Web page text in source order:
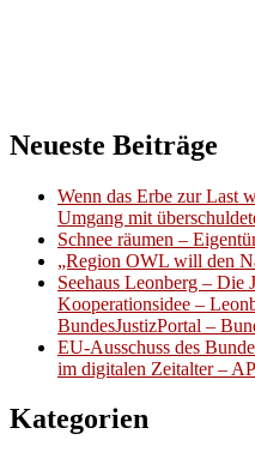
Neueste Beiträge
Wenn das Erbe zur Last
Umgang mit
Schnee räumen –
„Region OWL will den
Seehaus Leonberg – Die
Kooperationsidee –
BundesJustizPortal –
EU-Ausschuss des
im digitalen Zeitalter –
Kategorien